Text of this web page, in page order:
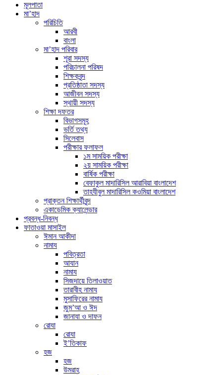
মূলপাতা
মা’হাদ
পরিচিতি
আরবী
বাংলা
মা’হাদ পরিবার
শূরা সদস্য
পরিচালনা পরিষদ
শিক্ষকবৃন্দ
প্রতিষ্ঠাতা সদস্য
আজীবন সদস্য
স্থায়ী সদস্য
শিক্ষা দফতর
বিভাগসমূহ
ভর্তি তথ্য
সিলেবাস
পরীক্ষার ফলাফল
১ম সাময়িক পরীক্ষা
২য় সাময়িক পরীক্ষা
বার্ষিক পরীক্ষা
বেফাকুল মাদারিসিল আরাবিয়া বাংলাদেশ
তাহযীবুল মাদারিসিল কওমিয়া বাংলাদেশ
প্রাক্তন শিক্ষার্থীবৃন্দ
একাডেমিক ক্যালেন্ডার
প্রবন্ধ-নিবন্ধ
ফাতাওয়া মাসাইল
ঈমান আকীদা
নামায
পবিত্রতা
আযান
নামায
সিজদায়ে তিলাওয়াত
তারাবীহ নামায
মুসাফিরের নামায
জুম’আ ও ঈদ
জানাযা ও দাফন
রোযা
রোযা
ই’তিকাফ
হজ
হজ
উমরাহ